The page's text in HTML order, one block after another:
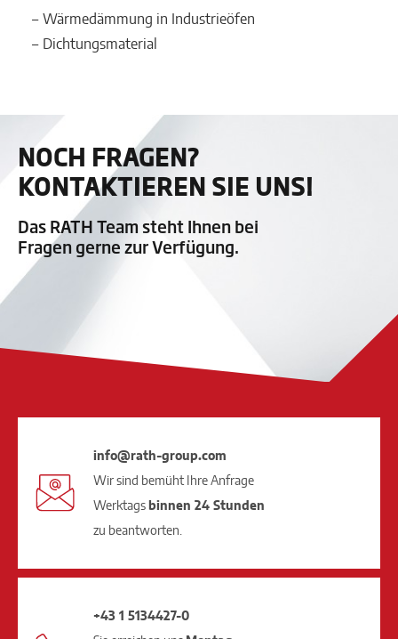
‒ Wärmedämmung in Industrieöfen
‒ Dichtungsmaterial
NOCH FRAGEN?
KONTAKTIEREN SIE UNS!
Das RATH Team steht Ihnen bei
Fragen gerne zur Verfügung.
info@rath-group.com
Wir sind bemüht Ihre Anfrage
Werktagsbinnen 24 Stunden
zu beantworten.
+43 1 5134427-0